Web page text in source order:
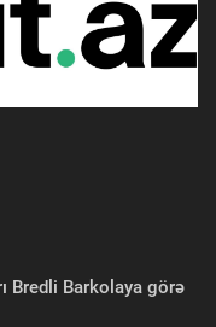
Bredli Barkolaya görə